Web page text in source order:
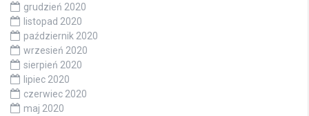
grudzień 2020
listopad 2020
październik 2020
wrzesień 2020
sierpień 2020
lipiec 2020
czerwiec 2020
maj 2020